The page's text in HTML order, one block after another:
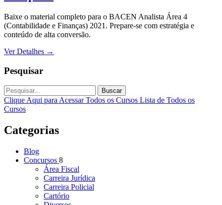
Baixe o material completo para o BACEN Analista Área 4
(Contabilidade e Finanças) 2021. Prepare-se com estratégia e
conteúdo de alta conversão.
Ver Detalhes →
Pesquisar
Buscar
Clique Aqui para Acessar Todos os Cursos Lista de Todos os
Cursos
Categorias
Blog
Concursos 8
Área Fiscal
Carreira Jurídica
Carreira Policial
Cartório